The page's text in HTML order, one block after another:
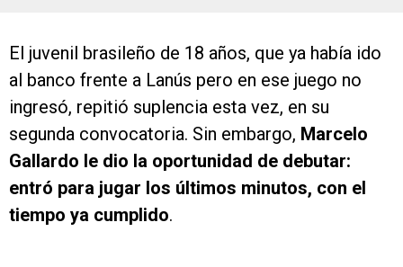
El juvenil brasileño de 18 años, que ya había ido
al banco frente a Lanús pero en ese juego no
ingresó, repitió suplencia esta vez, en su
segunda convocatoria. Sin embargo, Marcelo
Gallardo le dio la oportunidad de debutar:
entró para jugar los últimos minutos, con el
tiempo ya cumplido.